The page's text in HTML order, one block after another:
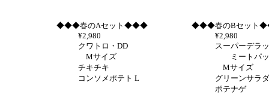
◆◆◆春のAセット◆◆◆
¥2,980
クワトロ・DD
Mサイズ
チキチキ
コンソメポテト L
◆◆◆春のBセット
¥2,980
スーパーデラッ
ミートパッシ
Mサイズ
グリーンサラダ
ポテナゲ